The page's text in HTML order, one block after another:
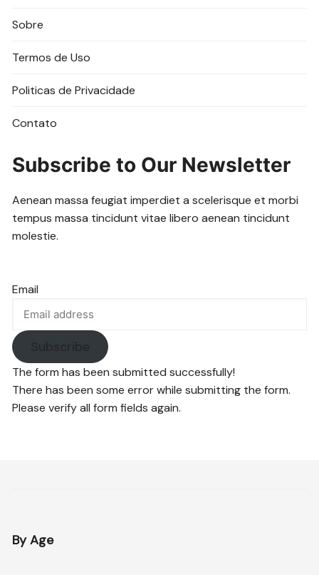
Sobre
Termos de Uso
Politicas de Privacidade
Contato
Subscribe to Our Newsletter
Aenean massa feugiat imperdiet a scelerisque et morbi
tempus massa tincidunt vitae libero aenean tincidunt
molestie.
Email
Subscribe
The form has been submitted successfully!
There has been some error while submitting the form.
Please verify all form fields again.
By Age